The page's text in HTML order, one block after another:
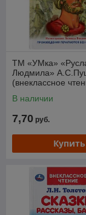
ТМ «УМка»
Людмила»
(внеклассное
В наличии
7,70 руб.
Купить